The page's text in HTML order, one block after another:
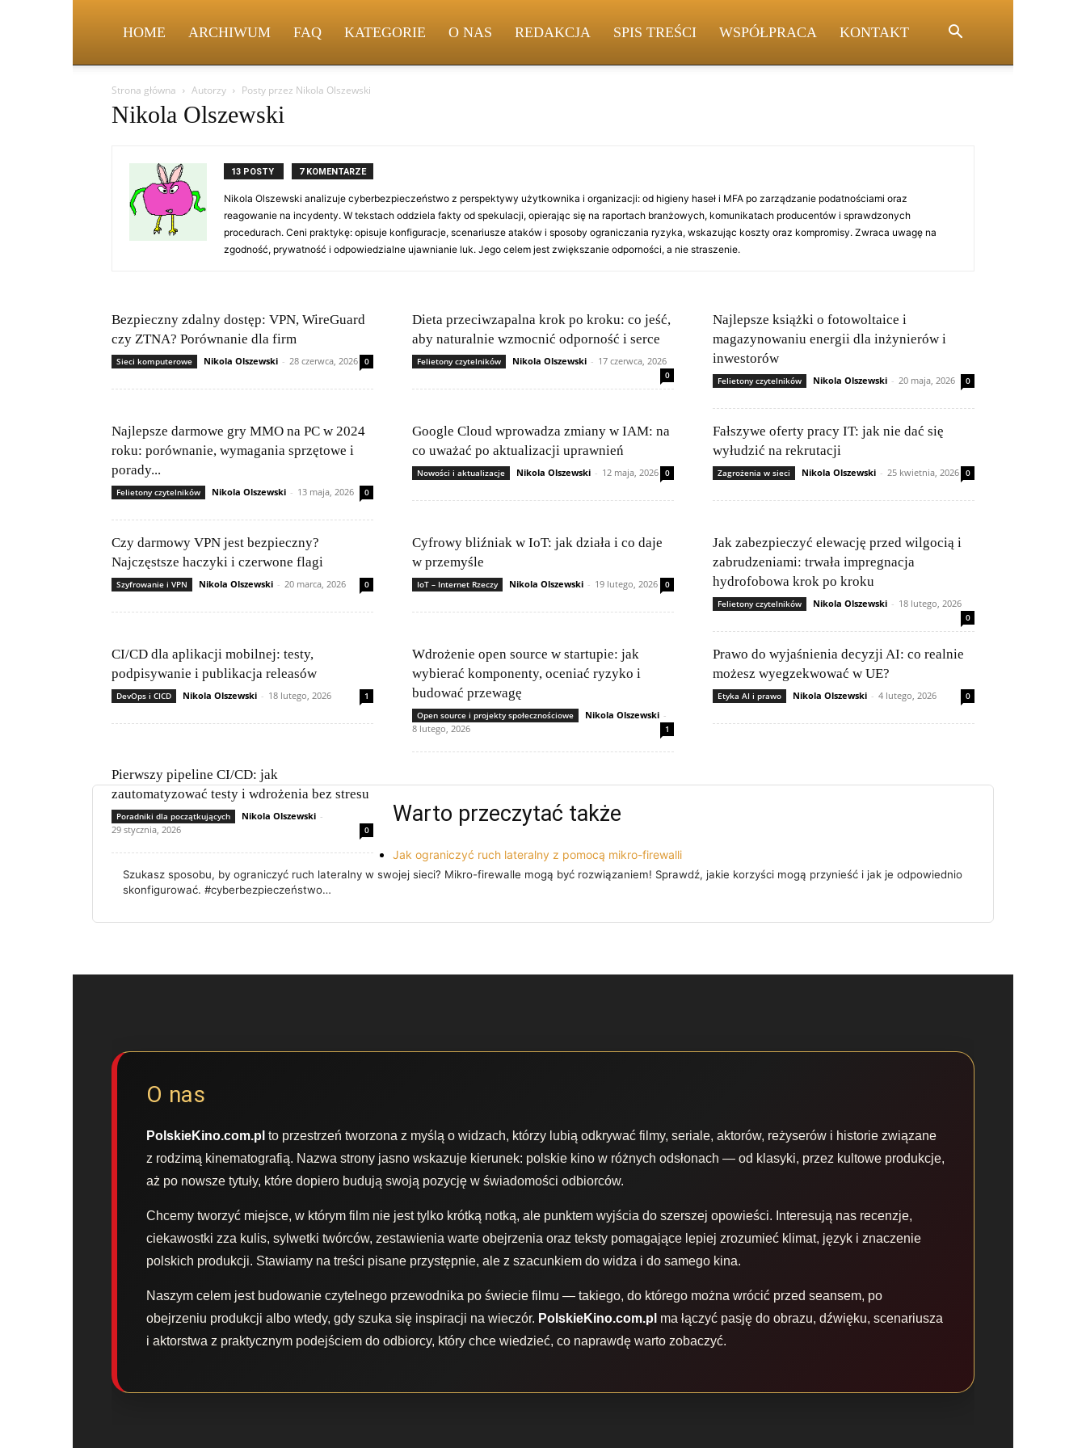
HOME ARCHIWUM FAQ KATEGORIE O NAS REDAKCJA SPIS TREŚCI WSPÓŁPRACA KONTAKT
Strona główna Autorzy Posty przez Nikola Olszewski
Nikola Olszewski
13 POSTY 7 KOMENTARZE
Nikola Olszewski analizuje cyberbezpieczeństwo z perspektywy użytkownika i organizacji: od higieny haseł i MFA po zarządzanie podatnościami oraz
reagowanie na incydenty. W tekstach oddziela fakty od spekulacji, opierając się na raportach branżowych, komunikatach producentów i sprawdzonych
procedurach. Ceni praktykę: opisuje konfiguracje, scenariusze ataków i sposoby ograniczania ryzyka, wskazując koszty oraz kompromisy. Zwraca uwagę na
zgodność, prywatność i odpowiedzialne ujawnianie luk. Jego celem jest zwiększanie odporności, a nie straszenie.
Bezpieczny zdalny dostęp: VPN, WireGuard
czy ZTNA? Porównanie dla firm
Sieci komputerowe Nikola Olszewski - 28 czerwca, 2026 0
Dieta przeciwzapalna krok po kroku: co jeść,
aby naturalnie wzmocnić odporność i serce
Felietony czytelników Nikola Olszewski - 17 czerwca, 2026
0
Najlepsze książki o fotowoltaice i
magazynowaniu energii dla inżynierów i
inwestorów
Felietony czytelników Nikola Olszewski - 20 maja, 2026 0
Najlepsze darmowe gry MMO na PC w 2024
roku: porównanie, wymagania sprzętowe i
porady...
Felietony czytelników Nikola Olszewski - 13 maja, 2026 0
Google Cloud wprowadza zmiany w IAM: na
co uważać po aktualizacji uprawnień
Nowości i aktualizacje Nikola Olszewski - 12 maja, 2026 0
Fałszywe oferty pracy IT: jak nie dać się
wyłudzić na rekrutacji
Zagrożenia w sieci Nikola Olszewski - 25 kwietnia, 2026 0
Czy darmowy VPN jest bezpieczny?
Najczęstsze haczyki i czerwone flagi
Szyfrowanie i VPN Nikola Olszewski - 20 marca, 2026 0
Cyfrowy bliźniak w IoT: jak działa i co daje
w przemyśle
IoT – Internet Rzeczy Nikola Olszewski - 19 lutego, 2026 0
Jak zabezpieczyć elewację przed wilgocią i
zabrudzeniami: trwała impregnacja
hydrofobowa krok po kroku
Felietony czytelników Nikola Olszewski - 18 lutego, 2026
0
CI/CD dla aplikacji mobilnej: testy,
podpisywanie i publikacja releasów
DevOps i CICD Nikola Olszewski - 18 lutego, 2026 1
Wdrożenie open source w startupie: jak
wybierać komponenty, oceniać ryzyko i
budować przewagę
Open source i projekty społecznościowe Nikola Olszewski -
8 lutego, 2026
1
Prawo do wyjaśnienia decyzji AI: co realnie
możesz wyegzekwować w UE?
Etyka AI i prawo Nikola Olszewski - 4 lutego, 2026 0
Pierwszy pipeline CI/CD: jak
zautomatyzować testy i wdrożenia bez stresu
Poradniki dla początkujących Nikola Olszewski -
29 stycznia, 2026
0
Warto przeczytać także
Jak ograniczyć ruch lateralny z pomocą mikro-firewalli
Szukasz sposobu, by ograniczyć ruch lateralny w swojej sieci? Mikro-firewalle mogą być rozwiązaniem! Sprawdź, jakie korzyści mogą przynieść i jak je odpowiednio
skonfigurować. #cyberbezpieczeństwo…
O nas
PolskieKino.com.pl to przestrzeń tworzona z myślą o widzach, którzy lubią odkrywać filmy, seriale, aktorów, reżyserów i historie związane
z rodzimą kinematografią. Nazwa strony jasno wskazuje kierunek: polskie kino w różnych odsłonach — od klasyki, przez kultowe produkcje,
aż po nowsze tytuły, które dopiero budują swoją pozycję w świadomości odbiorców.
Chcemy tworzyć miejsce, w którym film nie jest tylko krótką notką, ale punktem wyjścia do szerszej opowieści. Interesują nas recenzje,
ciekawostki zza kulis, sylwetki twórców, zestawienia warte obejrzenia oraz teksty pomagające lepiej zrozumieć klimat, język i znaczenie
polskich produkcji. Stawiamy na treści pisane przystępnie, ale z szacunkiem do widza i do samego kina.
Naszym celem jest budowanie czytelnego przewodnika po świecie filmu — takiego, do którego można wrócić przed seansem, po
obejrzeniu produkcji albo wtedy, gdy szuka się inspiracji na wieczór. PolskieKino.com.pl ma łączyć pasję do obrazu, dźwięku, scenariusza
i aktorstwa z praktycznym podejściem do odbiorcy, który chce wiedzieć, co naprawdę warto zobaczyć.